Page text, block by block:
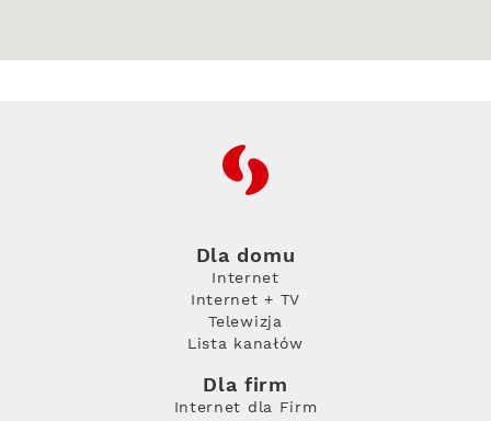
RFC
Dla domu
Internet
Internet + TV
Telewizja
Lista kanałów
Dla firm
Internet dla Firm